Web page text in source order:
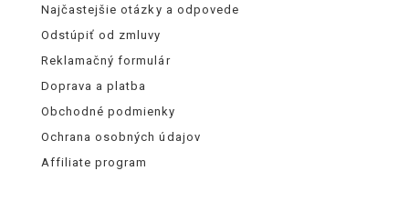
Najčastejšie otázky a odpovede
Odstúpiť od zmluvy
Reklamačný formulár
Doprava a platba
Obchodné podmienky
Ochrana osobných údajov
Affiliate program